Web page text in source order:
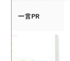
一言PR